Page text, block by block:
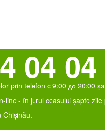
04 04
prin telefon c 9:00 до 20:00
line - în jurul ceasului șapte zile
Chișinău.